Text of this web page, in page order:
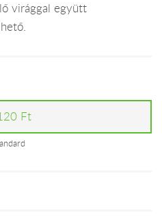
virággal együtt
Ft